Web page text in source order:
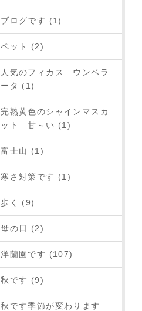
ブログです (1)
ペット (2)
人気のフィカス ウンベラ
ータ (1)
完熟黄色のシャインマスカ
ット 甘～い (1)
富士山 (1)
寒さ対策です (1)
歩く (9)
母の日 (2)
洋蘭園です (107)
秋です (9)
秋です季節が変わります